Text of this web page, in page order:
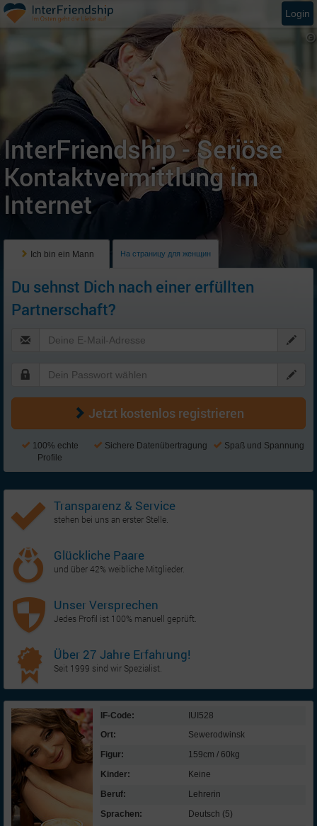
InterFriendship - Seriöse
Kontaktvermittlung im
Internet
Ich bin ein Mann На страницу для женщин
Du sehnst Dich nach einer erfüllten
Partnerschaft?
Jetzt kostenlos registrieren
100% echte
Profile
Sichere Datenübertragung Spaß und Spannung
Transparenz & Service
stehen bei uns an erster Stelle.
Glückliche Paare
und über 42% weibliche Mitglieder.
Unser Versprechen
Jedes Profil ist 100% manuell geprüft.
Über 27 Jahre Erfahrung!
Seit 1999 sind wir Spezialist.
IF-Code:
IUI528
Ort:
Sewerodwinsk
Figur:
159cm / 60kg
Kinder:
Keine
Beruf:
Lehrerin
Sprachen:
Deutsch (5)
Login